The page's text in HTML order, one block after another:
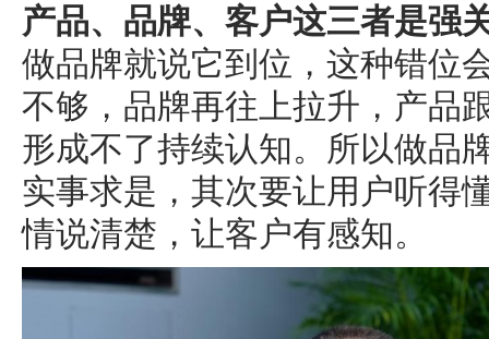
产品、品牌、客户这三者是强
做品牌就说它到位，这种错位
不够，品牌再往上拉升，产品
形成不了持续认知。所以做品
实事求是，其次要让用户听得
情说清楚，让客户有感知。